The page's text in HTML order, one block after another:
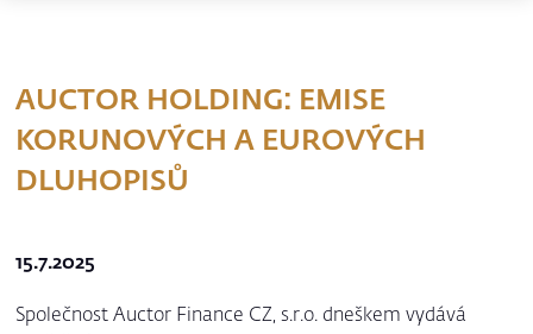
AUCTOR HOLDING: EMISE
KORUNOVÝCH A EUROVÝCH
DLUHOPISŮ
15.7.2025
Společnost Auctor Finance CZ, s.r.o. dneškem vydává